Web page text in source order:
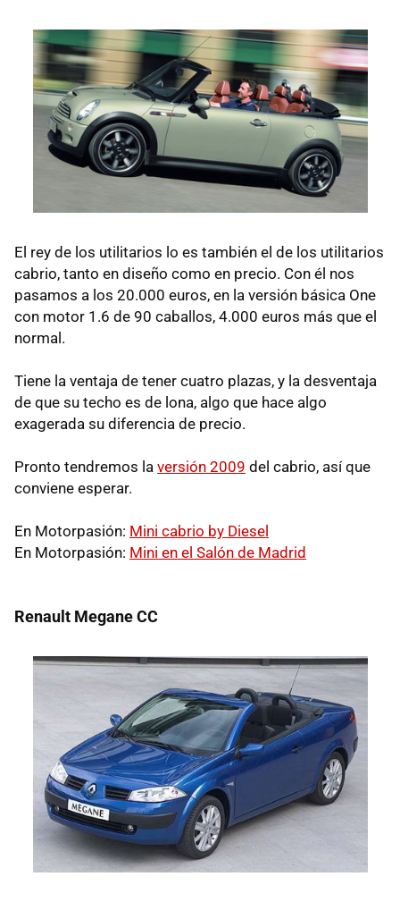
El rey de los utilitarios lo es también el de los utilitarios
cabrio, tanto en diseño como en precio. Con él nos
pasamos a los 20.000 euros, en la versión básica One
con motor 1.6 de 90 caballos, 4.000 euros más que el
normal.
Tiene la ventaja de tener cuatro plazas, y la desventaja
de que su techo es de lona, algo que hace algo
exagerada su diferencia de precio.
Pronto tendremos la versión 2009 del cabrio, así que
conviene esperar.
En Motorpasión: Mini cabrio by Diesel
En Motorpasión: Mini en el Salón de Madrid
Renault Megane CC